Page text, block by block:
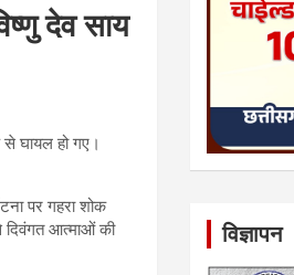
देव साय
घायल हो गए।
पर गहरा शोक
दिवंगत आत्माओं की
विज्ञापन